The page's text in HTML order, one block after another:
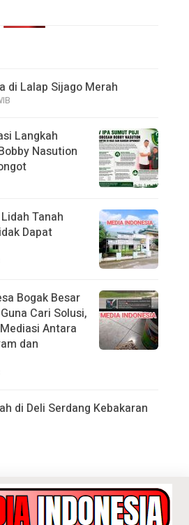
di Lalap Sijago Merah
Langkah
Nasution
Tanah
Dapat
Bogak Besar
Cari Solusi,
Antara
dan
di Deli Serdang Kebakaran